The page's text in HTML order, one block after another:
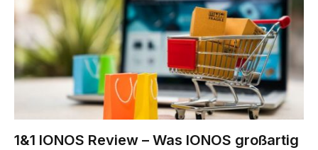
1&1 IONOS Review – Was IONOS großartig